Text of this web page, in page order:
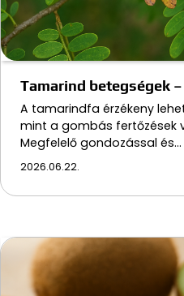
Tamarind betegségek
A tamarindfa érzékeny
mint a gombás fertőzések
Megfelelő gondozással és…
2026.06.22.